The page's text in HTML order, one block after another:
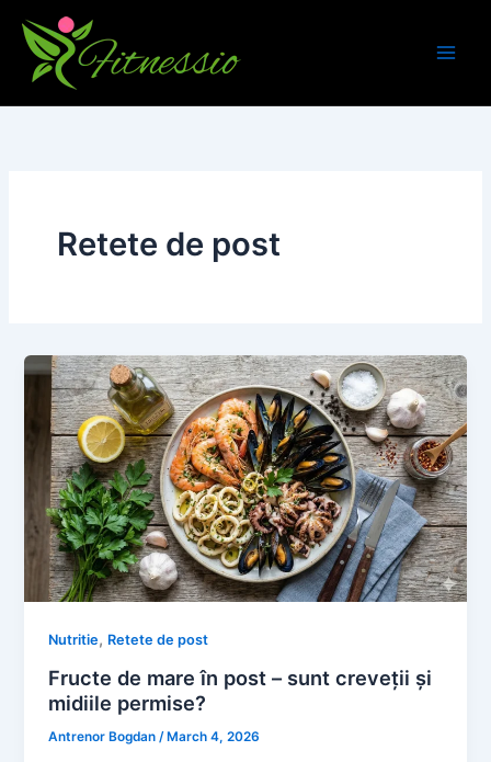
content
Retete de post
Nutritie, Retete de post
Fructe de mare în post – sunt creveții și
midiile permise?
Antrenor Bogdan/March 4, 2026